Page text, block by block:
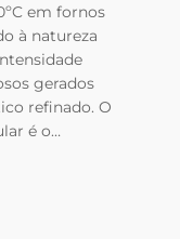
em fornos
à natureza
gerados
refinado. O
é o…